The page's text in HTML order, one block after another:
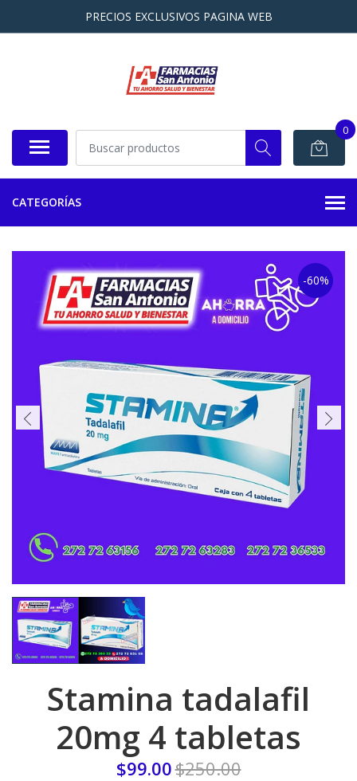
PRECIOS EXCLUSIVOS PAGINA WEB
0
CATEGORÍAS
-60%
Stamina tadalafil
20mg 4 tabletas
$99.00$250.00